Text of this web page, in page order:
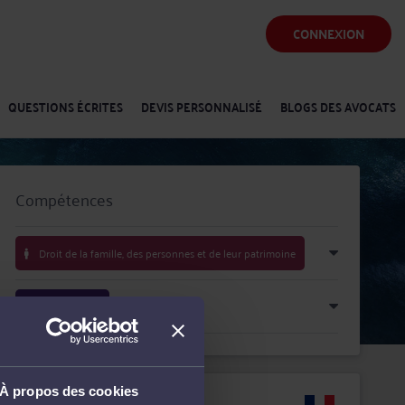
À propos des cookies
CONNEXION
QUESTIONS ÉCRITES DEVIS PERSONNALISÉ BLOGS DES AVOCATS
Compétences
Droit de la famille, des personnes et de leur patrimoine